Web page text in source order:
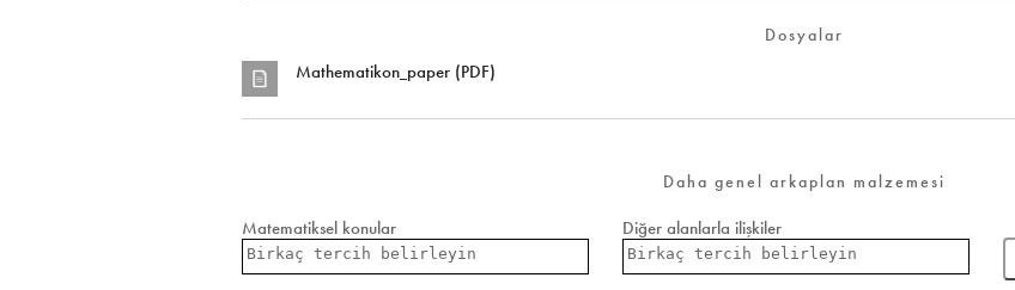
Dosyalar
Mathematikon_paper (PDF)
Daha genel arkaplan malzemesi
Matematiksel konular Diğer alanlarla ilişkiler